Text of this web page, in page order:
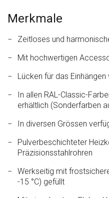
Merkmale
Zeitloses und
Mit hochwertigen
Lücken für das
In allen RAL-Classic-
erhältlich (Sonderfarben
In diversen Grössen
Pulverbeschichteter
Präzisionsstahlrohren
Werkseitig mit
-15 °C) gefüllt